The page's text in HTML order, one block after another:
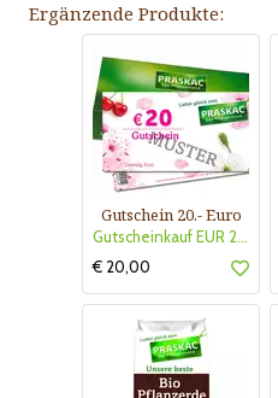
Ergänzende Produkte:
Gutschein 20.- Euro
Gutscheinkauf EUR 20.-
€ 20,00